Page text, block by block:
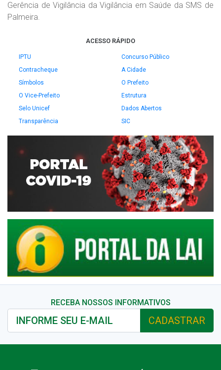
Gerência de Vigilância da Vigilância em Saúde da SMS de
Palmeira.
ACESSO RÁPIDO
IPTU
Concurso Público
Contracheque
A Cidade
Símbolos
O Prefeito
O Vice-Prefeito
Estrutura
Selo Unicef
Dados Abertos
Transparência
SIC
RECEBA NOSSOS INFORMATIVOS
CADASTRAR